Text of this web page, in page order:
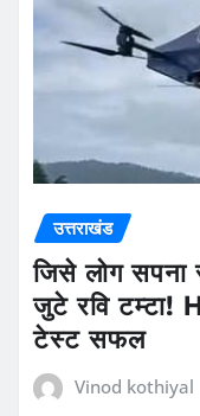
उत्तराखंड
जिसे लोग
जुटे रवि टम्टा!
टेस्ट सफल
Vinod kothiyal